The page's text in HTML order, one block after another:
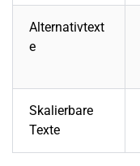
Alternativtext
e
Skalierbare
Texte